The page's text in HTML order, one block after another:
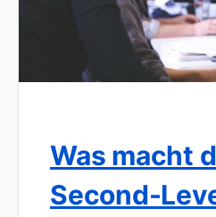
Was macht
Second-